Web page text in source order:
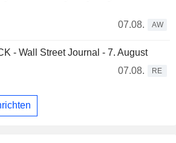
07.08.
AW
- Wall Street Journal - 7. August
07.08.
RE